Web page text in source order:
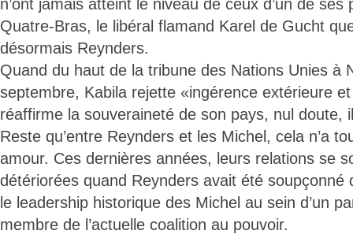
n’ont jamais atteint le niveau de ceux d’un de
Quatre-Bras, le libéral flamand Karel de Gucht
désormais Reynders.
Quand du haut de la tribune des Nations Unies à
septembre, Kabila rejette «ingérence extérieure
réaffirme la souveraineté de son pays, nul doute,
Reste qu’entre Reynders et les Michel, cela n’a
amour. Ces dernières années, leurs relations se
détériorées quand Reynders avait été soupçonné
le leadership historique des Michel au sein d’un
membre de l’actuelle coalition au pouvoir.